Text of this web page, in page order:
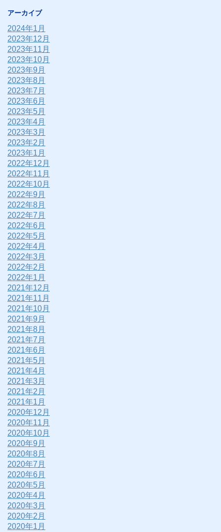
アーカイブ
2024年1月
2023年12月
2023年11月
2023年10月
2023年9月
2023年8月
2023年7月
2023年6月
2023年5月
2023年4月
2023年3月
2023年2月
2023年1月
2022年12月
2022年11月
2022年10月
2022年9月
2022年8月
2022年7月
2022年6月
2022年5月
2022年4月
2022年3月
2022年2月
2022年1月
2021年12月
2021年11月
2021年10月
2021年9月
2021年8月
2021年7月
2021年6月
2021年5月
2021年4月
2021年3月
2021年2月
2021年1月
2020年12月
2020年11月
2020年10月
2020年9月
2020年8月
2020年7月
2020年6月
2020年5月
2020年4月
2020年3月
2020年2月
2020年1月